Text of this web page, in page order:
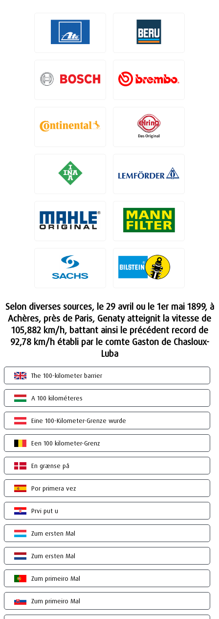
Selon diverses sources, le 29 avril ou le 1er mai 1899, à
Achères, près de Paris, Genaty atteignit la vitesse de
105,882 km/h, battant ainsi le précédent record de
92,78 km/h établi par le comte Gaston de Chasloux-
Luba
The 100-kilometer barrier
A 100 kilométeres
Eine 100-Kilometer-Grenze wurde
Een 100 kilometer-Grenz
En grænse på
Por primera vez
Prvi put u
Zum ersten Mal
Zum ersten Mal
Zum primeiro Mal
Zum primeiro Mal